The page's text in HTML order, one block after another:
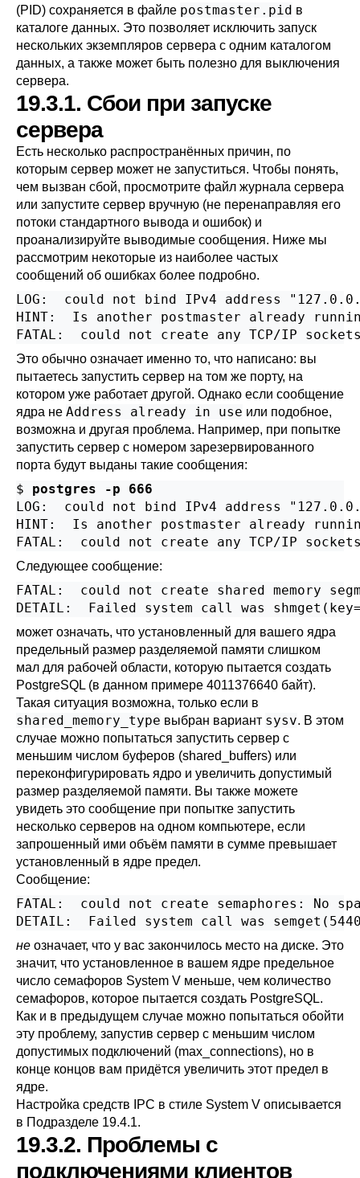
(PID) сохраняется в файле postmaster.pid в
каталоге данных. Это позволяет исключить запуск
нескольких экземпляров сервера с одним каталогом
данных, а также может быть полезно для выключения
сервера.
19.3.1. Сбои при запуске
сервера
Есть несколько распространённых причин, по
которым сервер может не запуститься. Чтобы понять,
чем вызван сбой, просмотрите файл журнала сервера
или запустите сервер вручную (не перенаправляя его
потоки стандартного вывода и ошибок) и
проанализируйте выводимые сообщения. Ниже мы
рассмотрим некоторые из наиболее частых
сообщений об ошибках более подробно.
LOG:  could not bind IPv4 address
HINT:  Is another postmaster already
Это обычно означает именно то, что написано: вы
пытаетесь запустить сервер на том же порту, на
котором уже работает другой. Однако если сообщение
ядра не Address already in use или подобное,
возможна и другая проблема. Например, при попытке
запустить сервер с номером зарезервированного
порта будут выданы такие сообщения:
$ postgres -p 666
LOG:  could not bind IPv4 address
HINT:  Is another postmaster already
Следующее сообщение:
FATAL:  could not create shared memory
может означать, что установленный для вашего ядра
предельный размер разделяемой памяти слишком
мал для рабочей области, которую пытается создать
PostgreSQL (в данном примере 4011376640 байт).
Такая ситуация возможна, только если в
shared_memory_type выбран вариант sysv. В этом
случае можно попытаться запустить сервер с
меньшим числом буферов (shared_buffers) или
переконфигурировать ядро и увеличить допустимый
размер разделяемой памяти. Вы также можете
увидеть это сообщение при попытке запустить
несколько серверов на одном компьютере, если
запрошенный ими объём памяти в сумме превышает
установленный в ядре предел.
Сообщение:
FATAL:  could not create semaphores: No
не означает, что у вас закончилось место на диске. Это
значит, что установленное в вашем ядре предельное
число семафоров System V меньше, чем количество
семафоров, которое пытается создать PostgreSQL.
Как и в предыдущем случае можно попытаться обойти
эту проблему, запустив сервер с меньшим числом
допустимых подключений (max_connections), но в
конце концов вам придётся увеличить этот предел в
ядре.
Настройка средств
IPC в стиле System V описывается
в Подразделе 19.4.1.
19.3.2. Проблемы с
подключениями клиентов